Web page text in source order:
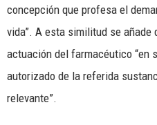
concepción que profesa el
vida”. A esta similitud se añade
actuación del farmacéutico “en
autorizado de la referida
relevante”.